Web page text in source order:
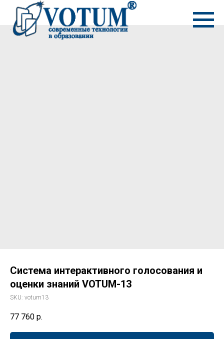
Система интерактивного голосования и
оценки знаний VOTUM-13
SKU: votum13
77 760 р.